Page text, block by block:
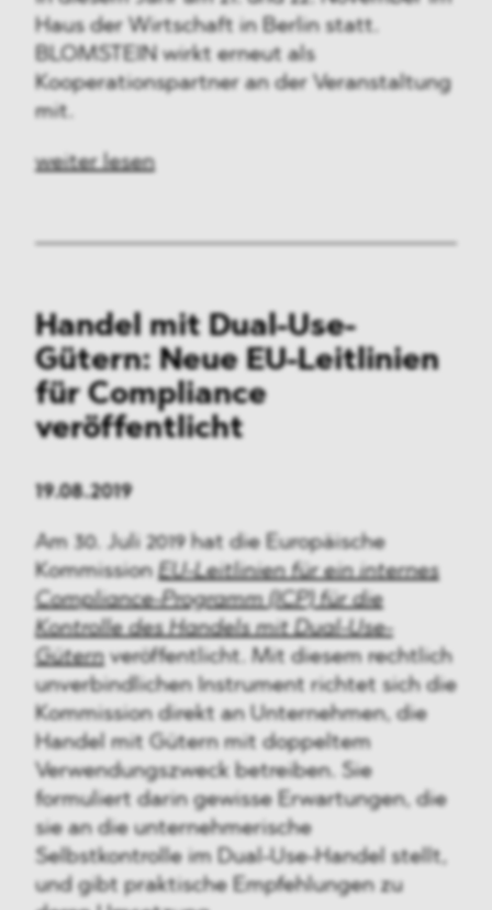
Haus der Wirtschaft in Berlin statt.
BLOMSTEIN wirkt erneut als
Kooperationspartner an der Veranstaltung
mit.
weiter lesen
Handel mit Dual-Use-
Gütern: Neue EU-Leitlinien
für Compliance
veröffentlicht
19.08.2019
Am 30. Juli 2019 hat die Europäische
KommissionEU-Leitlinien für ein internes
Compliance-Programm (ICP) für die
Kontrolle des Handels mit Dual-Use-
Güternveröffentlicht. Mit diesem rechtlich
unverbindlichen Instrument richtet sich die
Kommission direkt an Unternehmen, die
Handel mit Gütern mit doppeltem
Verwendungszweck betreiben. Sie
formuliert darin gewisse Erwartungen, die
sie an die unternehmerische
Selbstkontrolle im Dual-Use-Handel stellt,
und gibt praktische Empfehlungen zu